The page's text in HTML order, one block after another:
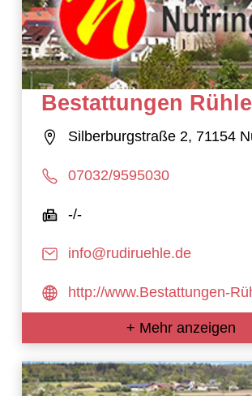
Bestattungen Rühle
Silberburgstraße 2, 71154
07032/9595030
-/-
info@rudiruehle.de
http://www.Bestattungen-
+ Mehr anzeigen